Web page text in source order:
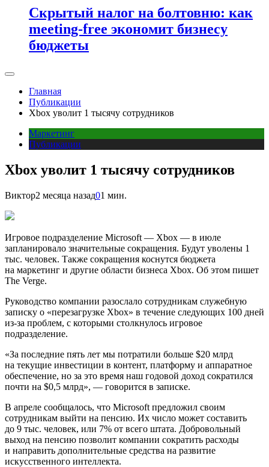
Скрытый налог на болтовню: как
meeting-free экономит бизнесу
бюджеты
Главная
Публикации
Xbox уволит 1 тысячу сотрудников
Маркетинг
Публикации
Xbox уволит 1 тысячу сотрудников
Виктор2 месяца назад01 мин.
Игровое подразделение Microsoft — Xbox — в июле
запланировало значительные сокращения. Будут уволены 1
тыс. человек. Также сокращения коснутся бюджета
на маркетинг и другие области бизнеса Xbox. Об этом пишет
The Verge.
Руководство компании разослало сотрудникам служебную
записку о «перезагрузке Xbox» в течение следующих 100 дней
из-за проблем, с которыми столкнулось игровое
подразделение.
«За последние пять лет мы потратили больше $20 млрд
на текущие инвестиции в контент, платформу и аппаратное
обеспечение, но за это время наш годовой доход сократился
почти на $0,5 млрд», — говорится в записке.
В апреле сообщалось, что Microsoft предложил своим
сотрудникам выйти на пенсию. Их число может составить
до 9 тыс. человек, или 7% от всего штата. Добровольный
выход на пенсию позволит компании сократить расходы
и направить дополнительные средства на развитие
искусственного интеллекта.